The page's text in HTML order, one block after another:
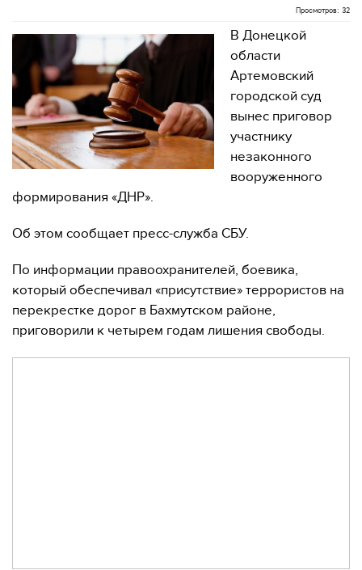
Просмотров: 32
В Донецкой
области
Артемовский
городской суд
вынес приговор
участнику
незаконного
вооруженного
формирования «ДНР».
Об этом сообщает пресс-служба СБУ.
По информации правоохранителей, боевика,
который обеспечивал «присутствие» террористов на
перекрестке дорог в Бахмутском районе,
приговорили к четырем годам лишения свободы.